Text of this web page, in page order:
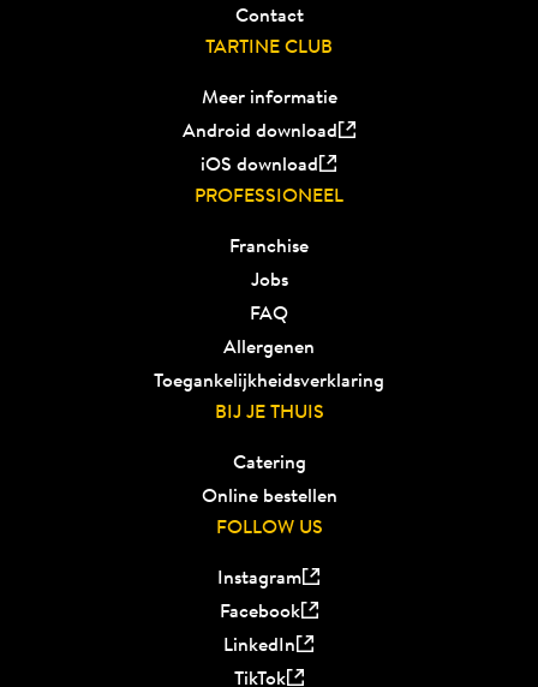
Contact
TARTINE CLUB
Meer informatie
Android download
iOS download
PROFESSIONEEL
Franchise
Jobs
FAQ
Allergenen
Toegankelijkheidsverklaring
BIJ JE THUIS
Catering
Online bestellen
FOLLOW US
Instagram
Facebook
LinkedIn
TikTok